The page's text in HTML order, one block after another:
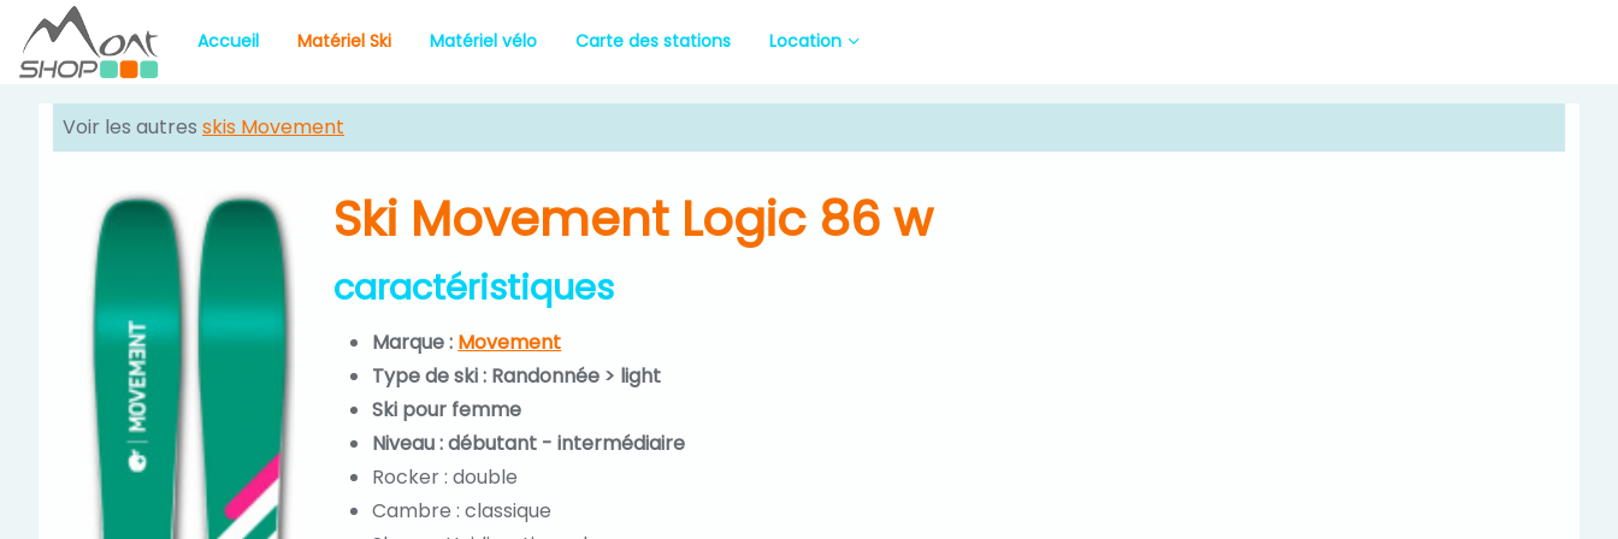
Accueil Matériel Ski Matériel vélo Carte des stations Location
Voir les autres skis Movement
Ski Movement Logic 86 w
caractéristiques
Marque : Movement
Type de ski : Randonnée > light
Ski pour femme
Niveau : débutant - intermédiaire
Rocker : double
Cambre : classique